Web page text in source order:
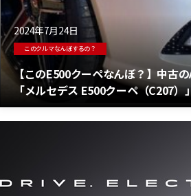
2024年7月24日
このクルマなんぼするの？
【このE500クーペなんぼ？】中古
「メルセデス E500クーペ（C207
は妥当？